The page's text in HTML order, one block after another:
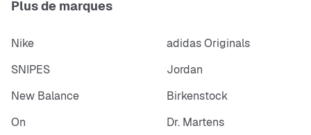
Plus de marques
Nike
adidas Originals
SNIPES
Jordan
New Balance
Birkenstock
On
Dr. Martens